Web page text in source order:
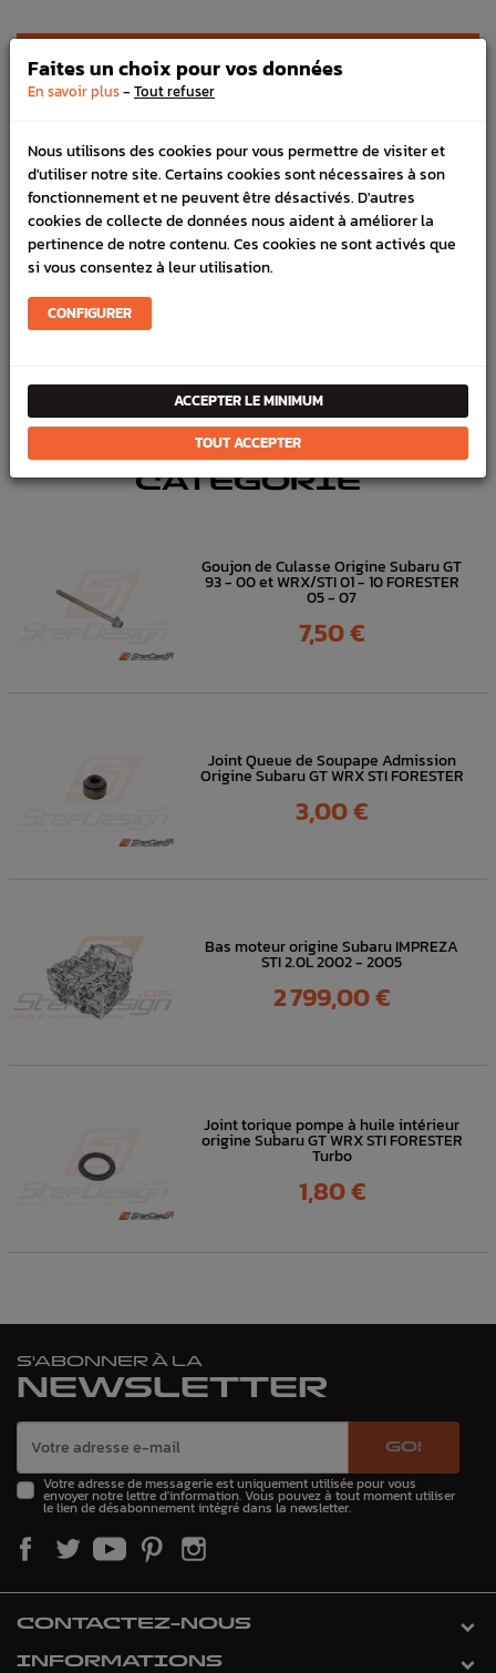
LIVRAISON
VÉHICULES COMPATIBLE
SCHÉMA CONSTRUCTEUR
Marque :SUBARU
Référence :11962
FICHE TECHNIQUE
DANSLA MÊME
CATÉGORIE
Goujon de Culasse Origine Subaru GT
93 - 00 et WRX/STI 01 - 10 FORESTER
05 - 07
Prix
7,50 €
Joint Queue de Soupape Admission
Origine Subaru GT WRX STI FORESTER
Prix
3,00 €
Bas moteur origine Subaru IMPREZA
STI 2.0L 2002 - 2005
Prix
2 799,00 €
Joint torique pompe à huile intérieur
origine Subaru GT WRX STI FORESTER
Turbo
Prix
1,80 €
S'ABONNER À LA
NEWSLETTER
GO!
Votre adresse de messagerie est uniquement utilisée pour vous
envoyer notre lettre d'information. Vous pouvez à tout moment utiliser
le lien de désabonnement intégré dans la newsletter.
CONTACTEZ-NOUS
INFORMATIONS
Faites un choix pour vos données
En savoir plus- Tout refuser
Nous utilisons des cookies pour vous permettre de visiter et
d'utiliser notre site. Certains cookies sont nécessaires à son
fonctionnement et ne peuvent être désactivés. D'autres
cookies de collecte de données nous aident à améliorer la
pertinence de notre contenu. Ces cookies ne sont activés que
si vous consentez à leur utilisation.
CONFIGURER
ACCEPTER LE MINIMUM
TOUT ACCEPTER